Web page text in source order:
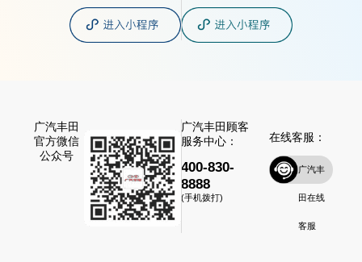
广汽丰田
官方微信
公众号
广汽丰田顾客
服务中心：
400-830-
8888
(手机拨打)
在线客服：
广汽丰
田在线
客服